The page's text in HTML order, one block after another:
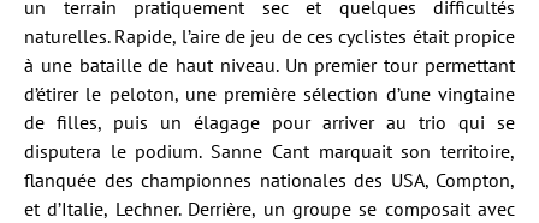
un terrain pratiquement sec et quelques difficultés
naturelles. Rapide, l’aire de jeu de ces cyclistes était propice
à une bataille de haut niveau. Un premier tour permettant
d’étirer le peloton, une première sélection d’une vingtaine
de filles, puis un élagage pour arriver au trio qui se
disputera le podium. Sanne Cant marquait son territoire,
flanquée des championnes nationales des USA, Compton,
et d’Italie, Lechner. Derrière, un groupe se composait avec